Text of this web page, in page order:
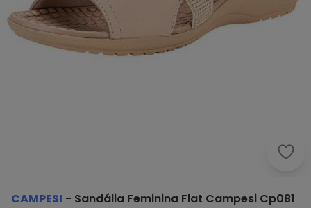
CAMPESI - Sandália Feminina Flat Campesi Cp081